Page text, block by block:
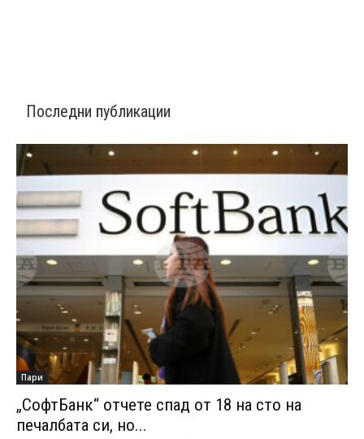
Последни публикации
Пари
„СофтБанк“ отчете спад от 18 на сто на
печалбата си, но...